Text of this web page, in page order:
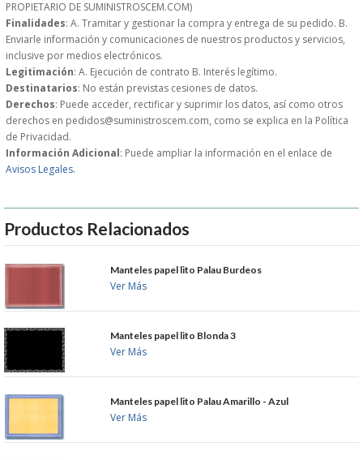
ELABORACI�N
MAQUINARIA FRIA
MAQUINARIA DE LIMPIEZA
MENAJE DE COCINA
MAQUINARIA OTROS
PAPEL Y PRODUCTOS UNIUSO
VAJILLA
PROPIETARIO DE SUMINISTROSCEM.COM)
Finalidades: A. Tramitar y gestionar la compra y entrega de su pedido. B.
Enviarle información y comunicaciones de nuestros productos y servicios,
inclusive por medios electrónicos.
Legitimación: A. Ejecución de contrato B. Interés legítimo.
Destinatarios: No están previstas cesiones de datos.
Derechos: Puede acceder, rectificar y suprimir los datos, así como otros
derechos en pedidos@suministroscem.com, como se explica en la Política
de Privacidad.
Información Adicional: Puede ampliar la información en el enlace de
Avisos Legales.
Productos Relacionados
Manteles papel lito Palau Burdeos
Ver Más
Manteles papel lito Blonda 3
Ver Más
Manteles papel lito Palau Amarillo - Azul
Ver Más